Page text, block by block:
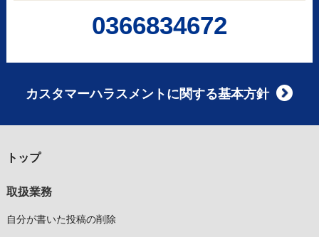
0366834672
カスタマーハラスメントに関する基本方針
トップ
取扱業務
自分が書いた投稿の削除